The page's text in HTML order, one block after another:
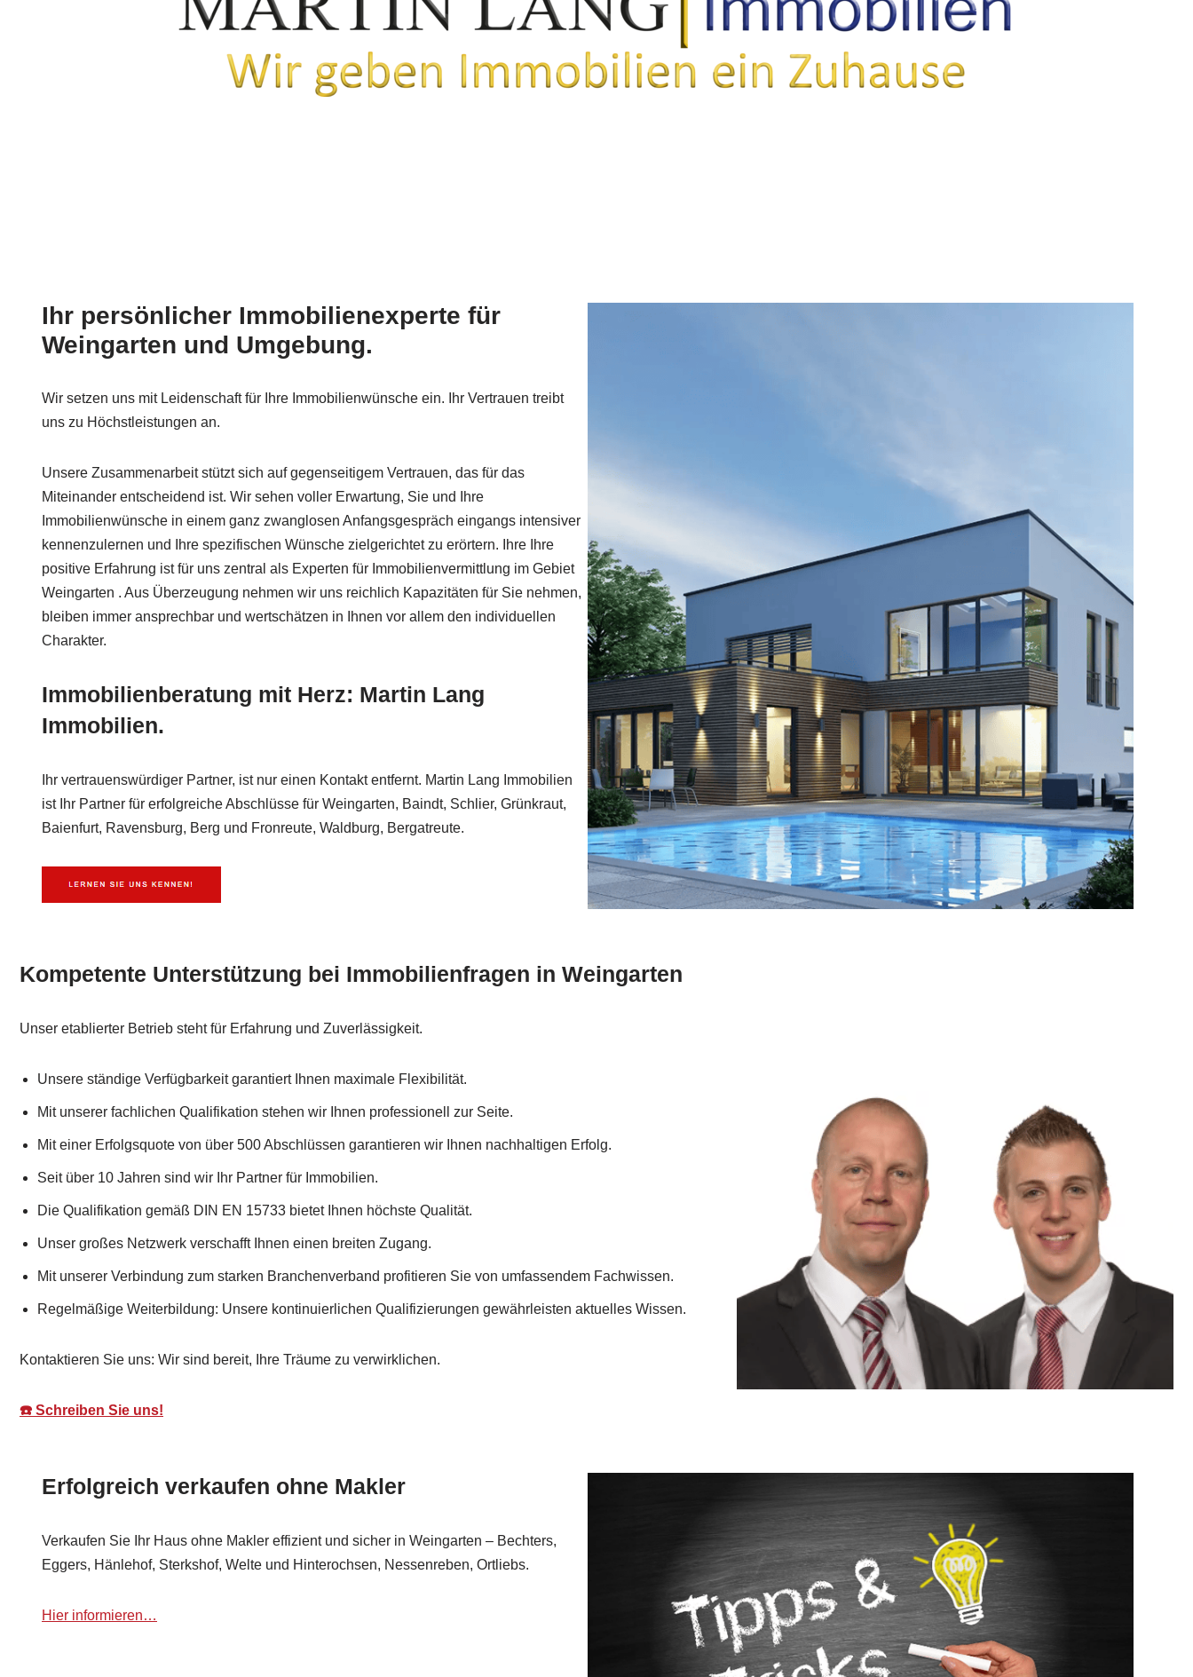
Ihr persönlicher Immobilienexperte für
Weingarten und Umgebung.
Wir setzen uns mit Leidenschaft für Ihre Immobilienwünsche ein. Ihr Vertrauen treibt
uns zu Höchstleistungen an.
Unsere Zusammenarbeit stützt sich auf gegenseitigem Vertrauen, das für das
Miteinander entscheidend ist. Wir sehen voller Erwartung, Sie und Ihre
Immobilienwünsche in einem ganz zwanglosen Anfangsgespräch eingangs intensiver
kennenzulernen und Ihre spezifischen Wünsche zielgerichtet zu erörtern. Ihre Ihre
positive Erfahrung ist für uns zentral als Experten für Immobilienvermittlung im Gebiet
Weingarten . Aus Überzeugung nehmen wir uns reichlich Kapazitäten für Sie nehmen,
bleiben immer ansprechbar und wertschätzen in Ihnen vor allem den individuellen
Charakter.
Immobilienberatung mit Herz: Martin Lang
Immobilien.
Ihr vertrauenswürdiger Partner, ist nur einen Kontakt entfernt. Martin Lang Immobilien
ist Ihr Partner für erfolgreiche Abschlüsse für Weingarten, Baindt, Schlier, Grünkraut,
Baienfurt, Ravensburg, Berg und Fronreute, Waldburg, Bergatreute.
Kompetente Unterstützung bei Immobilienfragen in Weingarten
Unser etablierter Betrieb steht für Erfahrung und Zuverlässigkeit.
Unsere ständige Verfügbarkeit garantiert Ihnen maximale Flexibilität.
Mit unserer fachlichen Qualifikation stehen wir Ihnen professionell zur Seite.
Mit einer Erfolgsquote von über 500 Abschlüssen garantieren wir Ihnen nachhaltigen Erfolg.
Seit über 10 Jahren sind wir Ihr Partner für Immobilien.
Die Qualifikation gemäß DIN EN 15733 bietet Ihnen höchste Qualität.
Unser großes Netzwerk verschafft Ihnen einen breiten Zugang.
Mit unserer Verbindung zum starken Branchenverband profitieren Sie von umfassendem Fachwissen.
Regelmäßige Weiterbildung: Unsere kontinuierlichen Qualifizierungen gewährleisten aktuelles Wissen.
Kontaktieren Sie uns: Wir sind bereit, Ihre Träume zu verwirklichen.
☎️ Schreiben Sie uns!
Erfolgreich verkaufen ohne Makler
Verkaufen Sie Ihr Haus ohne Makler effizient und sicher in Weingarten – Bechters,
Eggers, Hänlehof, Sterkshof, Welte und Hinterochsen, Nessenreben, Ortliebs.
Hier informieren…